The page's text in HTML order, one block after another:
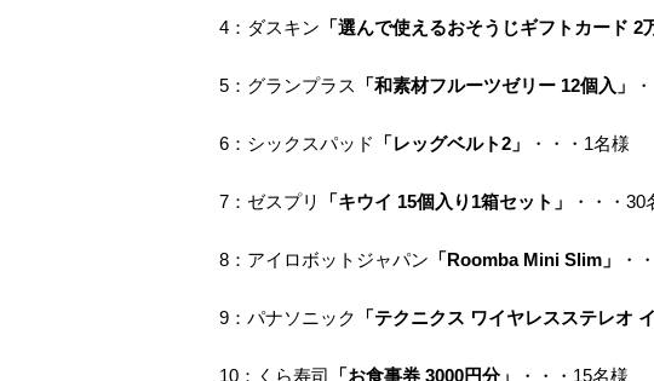
4：ダスキン 「選んで使えるおそうじギフトカード 2
5：グランプラス 「和素材フルーツゼリー 12個入」
6：シックスパッド 「レッグベルト2」 ・・・1名様
7：ゼスプリ 「キウイ 15個入り1箱セット」 ・・・30
8：アイロボットジャパン 「Roomba Mini Slim」 ・
9：パナソニック 「テクニクス ワイヤレスステレオ
10：くら寿司 「お食事券 3000円分」 ・・・15名様